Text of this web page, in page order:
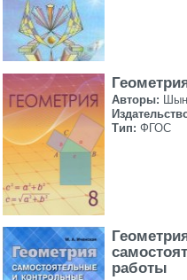
Авторы:
Тип: ФГОС
работы